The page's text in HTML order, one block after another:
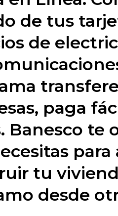
de tus
de
paga
Banesco te
tu
desde